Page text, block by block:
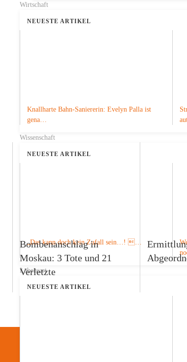
Wirtschaft
NEUESTE ARTIKEL
Knallharte Bahn-Saniererin: Evelyn Palla ist
gena…
Wissenschaft
NEUESTE ARTIKEL
„Das kann doch kein Zufall sein…! …
Lebensart
NEUESTE ARTIKEL
NEUESTE NACHRICHTEN
Bombenanschlag in
Moskau: 3 Tote und 21
Verletzte